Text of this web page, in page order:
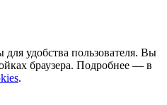
удобства пользователя. Вы
браузера. Подробнее — в
.